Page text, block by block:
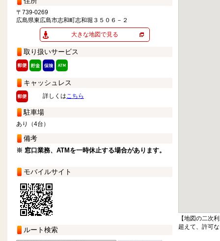
〒739-0269
広島県東広島市志和町志和堀３５０６－２
大きな地図で見る
取り扱いサービス
キャッシュレス
詳しくはこちら
駐車場
あり（4台）
備考
※ 窓口業務、ATMを一時休止する場合があります。
モバイルサイト
ルート検索
【地図の二次
超えて、許可